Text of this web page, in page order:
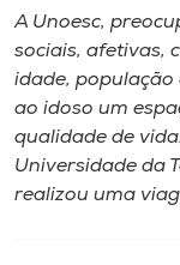
A
Unoesc
I.nova
A Unoesc,
sociais, afetivas,
idade, população
ao idoso um
qualidade de
Universidade da
realizou uma